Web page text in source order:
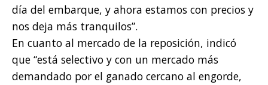
día del embarque, y ahora estamos con precios y
nos deja más tranquilos”.
En cuanto al mercado de la reposición, indicó
que “está selectivo y con un mercado más
demandado por el ganado cercano al engorde,